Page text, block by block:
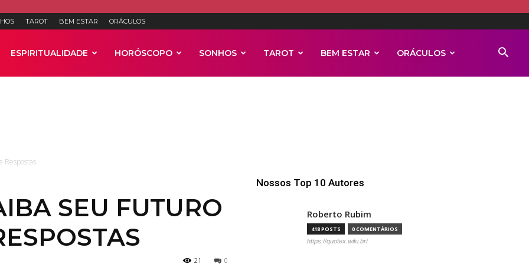
TAROT BEM ESTAR ORÁCULOS
ESPIRITUALIDADE HORÓSCOPO SONHOS TAROT BEM ESTAR ORÁCULOS
Respostas
SEU FUTURO
0
21
Nossos Top 10 Autores
Roberto Rubim
418 POSTS 0 COMENTÁRIOS
https://quotex.wiki.br/